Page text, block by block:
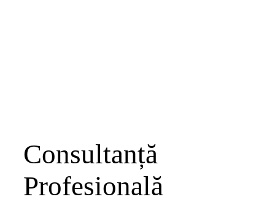
Consultanță
Profesională